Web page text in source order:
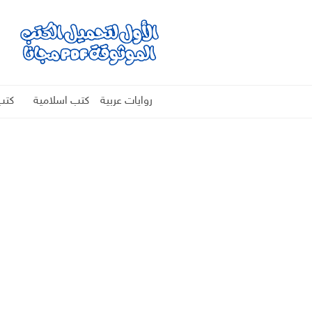
روايات عربية كتب اسلامية